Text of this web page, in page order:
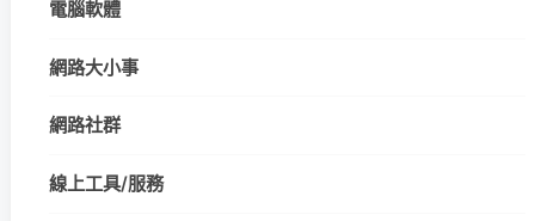
電腦軟體
網路大小事
網路社群
線上工具/服務